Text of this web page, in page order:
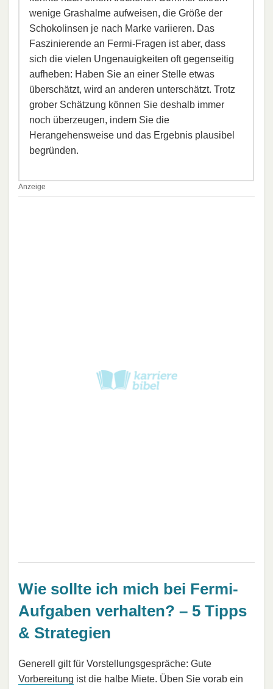
wenige Grashalme aufweisen, die Größe der
Schokolinsen je nach Marke variieren. Das
Faszinierende an Fermi-Fragen ist aber, dass
sich die vielen Ungenauigkeiten oft gegenseitig
aufheben: Haben Sie an einer Stelle etwas
überschätzt, wird an anderen unterschätzt. Trotz
grober Schätzung können Sie deshalb immer
noch überzeugen, indem Sie die
Herangehensweise und das Ergebnis plausibel
begründen.
Anzeige
Wie sollte ich mich bei Fermi-
Aufgaben verhalten? – 5 Tipps
& Strategien
Generell gilt für Vorstellungsgespräche: Gute
Vorbereitung ist die halbe Miete. Üben Sie vorab ein